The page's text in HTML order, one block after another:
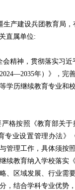
产建设兵团教育局，
直属单位:
精神，贯彻落实习
2024—2035年）》，完
学历继续教育专业和
格按照《教育部关
专业设置管理办法》
管理工作，具体须按
续教育纳入学校落实
、区域发展、行业需
，结合学科专业优势